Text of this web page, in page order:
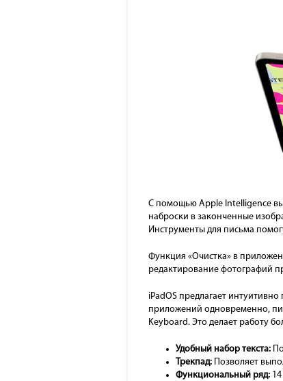
С помощью Apple Intelligence вы
наброски в законченные
Инструменты для письма
Функция «Очистка» в
редактирование фотографий
iPadOS предлагает
приложений одновременно,
Keyboard. Это делает работу
Удобный набор текста:
Трекпад: Позволяет
Функциональный ряд: